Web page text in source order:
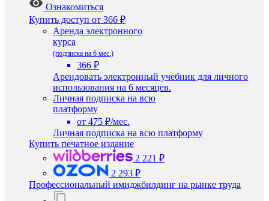
Ознакомиться
Купить доступ от 366 ₽
Аренда электронного
курса
(подписка на 6 мес.)
366 ₽
Арендовать электронный учебник для личного
использования на 6 месяцев.
Личная подписка на всю
платформу
от 475 ₽/мес.
Личная подписка на всю платформу
Купить печатное издание
2 221 ₽
2 293 ₽
Профессиональный имиджбилдинг на рынке труда